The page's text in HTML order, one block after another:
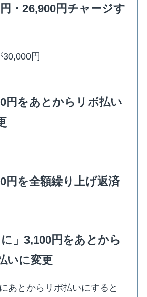
・26,900円チャージす
円
円をあとからリボ払い
円を全額繰り上げ返済
に」3,100円をあとから
いに変更
あとからリボ払いにすると